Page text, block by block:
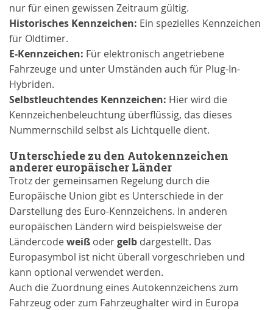
nur für einen gewissen Zeitraum gültig.
Historisches Kennzeichen: Ein spezielles Kennzeichen
für Oldtimer.
E-Kennzeichen: Für elektronisch angetriebene
Fahrzeuge und unter Umständen auch für Plug-In-
Hybriden.
Selbstleuchtendes Kennzeichen: Hier wird die
Kennzeichenbeleuchtung überflüssig, das dieses
Nummernschild selbst als Lichtquelle dient.
Unterschiede zu den Autokennzeichen
anderer europäischer Länder
Trotz der gemeinsamen Regelung durch die
Europäische Union gibt es Unterschiede in der
Darstellung des Euro-Kennzeichens. In anderen
europäischen Ländern wird beispielsweise der
Ländercodeweiß odergelb dargestellt. Das
Europasymbol ist nicht überall vorgeschrieben und
kann optional verwendet werden.
Auch die Zuordnung eines Autokennzeichens zum
Fahrzeug oder zum Fahrzeughalter wird in Europa